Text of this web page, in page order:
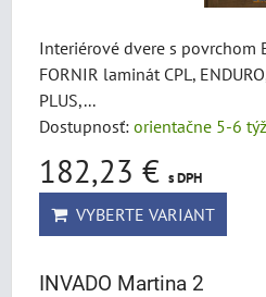
Interiérové dvere s povrchom
FORNIR laminát CPL,
PLUS,...
Dostupnosť: orientačne 5-6
182,23 € s DPH
VYBERTE VARIANT
INVADO Martina 2